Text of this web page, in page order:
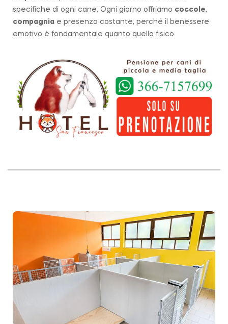
specifiche di ogni cane. Ogni giorno offriamo coccole,
compagnia e presenza costante, perché il benessere
emotivo è fondamentale quanto quello fisico.